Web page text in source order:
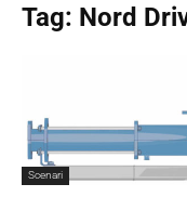
Tag: Nord
Scenari